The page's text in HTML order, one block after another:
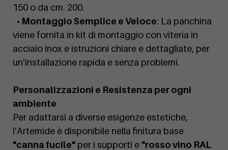
150 o da cm. 200.
• Montaggio Semplice e Veloce: La panchina
viene fornita in kit di montaggio con viteria in
acciaio inox e istruzioni chiare e dettagliate, per
un'installazione rapida e senza problemi.
Personalizzazioni e Resistenza per ogni
ambiente
Per adattarsi a diverse esigenze estetiche,
l'Artemide è disponibile nella finitura base
"canna fucile" per i supporti e "rosso vino RAL